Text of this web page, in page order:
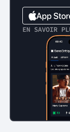
EN SAVOIR